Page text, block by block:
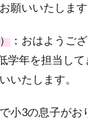
願いいたします
：おはようご
学年を担当し
いたします。
小3の息子がお